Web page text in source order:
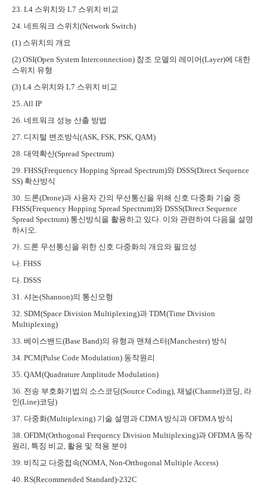
23. L4 스위치와 L7 스위치 비교
24. 네트워크 스위치(Network Switch)
(1) 스위치의 개요
(2) OSI(Open System Interconnection) 참조 모델의 레이어(Layer)에 대한
스위치 유형
(3) L4 스위치와 L7 스위치 비교
25. All IP
26. 네트워크 성능 산출 방법
27. 디지털 변조방식(ASK, FSK, PSK, QAM)
28. 대역확산(Spread Spectrum)
29. FHSS(Frequency Hopping Spread Spectrum)와 DSSS(Direct Sequence
SS) 확산방식
30. 드론(Drone)과 사용자 간의 무선통신을 위해 신호 다중화 기술 중
FHSS(Frequency Hopping Spread Spectrum)와 DSSS(Direct Sequence
Spread Spectrum) 통신방식을 활용하고 있다. 이와 관련하여 다음을 설명
하시오.
가. 드론 무선통신을 위한 신호 다중화의 개요와 필요성
나. FHSS
다. DSSS
31. 샤논(Shannon)의 통신모형
32. SDM(Space Division Multiplexing)과 TDM(Time Division
Multiplexing)
33. 베이스밴드(Base Band)의 유형과 맨체스터(Manchester) 방식
34. PCM(Pulse Code Modulation) 동작원리
35. QAM(Quadrature Amplitude Modulation)
36. 전송 부호화기법의 소스코딩(Source Coding), 채널(Channel)코딩, 라
인(Line)코딩)
37. 다중화(Multiplexing) 기술 설명과 CDMA 방식과 OFDMA 방식
38. OFDM(Orthogonal Frequency Division Multiplexing)과 OFDMA 동작
원리, 특징 비교, 활용 및 적용 분야
39. 비직교 다중접속(NOMA, Non-Orthogonal Multiple Access)
40. RS(Recommended Standard)-232C